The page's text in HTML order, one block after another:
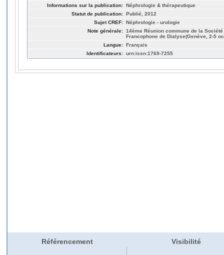
Informations sur la publication: Néphrologie & thérapeutique
Statut de publication: Publié, 2012
Sujet CREF: Néphrologie - urologie
Note générale: 14ème Réunion commune de la
Francophone de Dialyse(Genève, 2-5
Langue: Français
Identificateurs: urn:issn:1769-7255
Référencement Visibilité